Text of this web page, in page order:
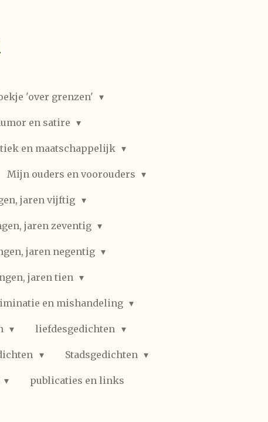
'over grenzen'
en satire
en maatschappelijk
Mijn ouders en voorouders
jaren vijftig
jaren zeventig
jaren negentig
jaren tien
en mishandeling
liefdesgedichten
Stadsgedichten
publicaties en links